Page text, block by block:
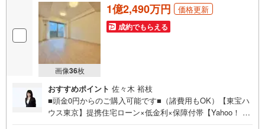
画像36枚
1億2,490万円 価格更新
成約でもらえる
おすすめポイント 佐々木 裕枝
■頭金0円からのご購入可能です■（諸費用もOK）【東宝ハ
ウス東京】提携住宅ローン×低金利×保障付帯【Yahoo！ 不